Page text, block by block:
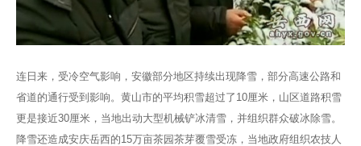
连日来，受冷空气影响，安徽部分地区持续出现降雪，部分高速公路和
省道的通行受到影响。黄山市的平均积雪超过了10厘米，山区道路积雪
更是接近30厘米，当地出动大型机械铲冰清雪，并组织群众破冰除雪。
降雪还造成安庆岳西的15万亩茶园茶芽覆雪受冻，当地政府组织农技人